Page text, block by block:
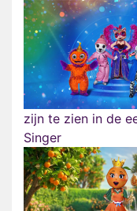
zijn te zien in de
Singer